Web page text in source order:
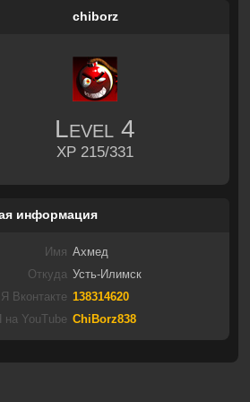
chiborz
Level 4
XP 215/331
информация
Имя Ахмед
Откуда Усть-Илимск
Я Вконтакте 138314620
на YouTube ChiBorz838